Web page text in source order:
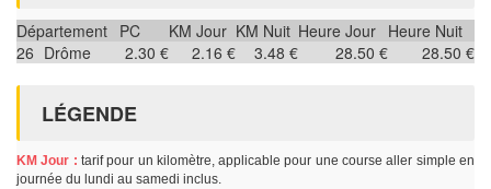
Département PC KM Jour KM Nuit Heure Jour Heure Nuit
26 Drôme 2.30 € 2.16 € 3.48 € 28.50 € 28.50 €
LÉGENDE
KM Jour : tarif pour un kilomètre, applicable pour une course aller simple en
journée du lundi au samedi inclus.